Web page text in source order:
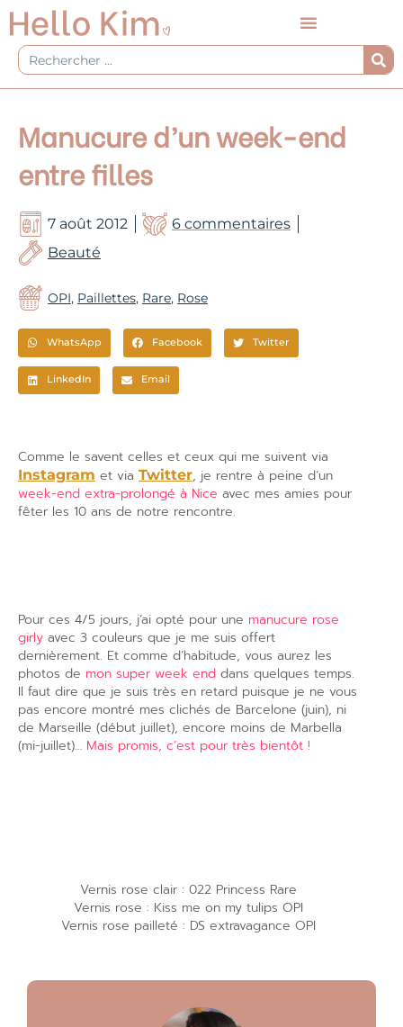
Aller
au
contenu
Rechercher
Manucure d’un week-end
entre filles
7 août 2012
6 commentaires
Beauté
OPI, Paillettes, Rare, Rose
WhatsApp Facebook Twitter
LinkedIn Email
Comme le savent celles et ceux qui me suivent via
Instagram et via Twitter, je rentre à peine d’un
week-end extra-prolongé à Nice avec mes amies pour
fêter les 10 ans de notre rencontre.
Pour ces 4/5 jours, j’ai opté pour une manucure rose
girly avec 3 couleurs que je me suis offert
dernièrement. Et comme d’habitude, vous aurez les
photos de mon super week end dans quelques temps.
Il faut dire que je suis très en retard puisque je ne vous
pas encore montré mes clichés de Barcelone (juin), ni
de Marseille (début juillet), encore moins de Marbella
(mi-juillet)… Mais promis, c’est pour très bientôt !
Vernis rose clair : 022 Princess Rare
Vernis rose : Kiss me on my tulips OPI
Vernis rose pailleté : DS extravagance OPI